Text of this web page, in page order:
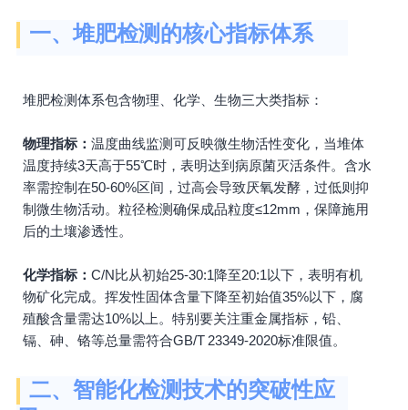
一、堆肥检测的核心指标体系
堆肥检测体系包含物理、化学、生物三大类指标：
物理指标： 温度曲线监测可反映微生物活性变化，当堆体
温度持续3天高于55℃时，表明达到病原菌灭活条件。含水
率需控制在50-60%区间，过高会导致厌氧发酵，过低则抑
制微生物活动。粒径检测确保成品粒度≤12mm，保障施用
后的土壤渗透性。
化学指标： C/N比从初始25-30:1降至20:1以下，表明有机
物矿化完成。挥发性固体含量下降至初始值35%以下，腐
殖酸含量需达10%以上。特别要关注重金属指标，铅、
镉、砷、铬等总量需符合GB/T 23349-2020标准限值。
二、智能化检测技术的突破性应